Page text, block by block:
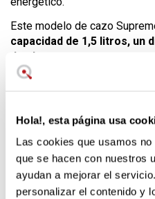
Hola!, esta página usa
Las cookies que usamos
que se hacen con nuestros
ayudan a mejorar el
personalizar el contenido y
Este modelo de cazo
capacidad de 1,5 litros, un
de altura.
Características
Diseño Moderno:Este
perfecto para tu cocina,
elegante.
Tecnología Multidisc
acero inoxidable y
asegura una distribución